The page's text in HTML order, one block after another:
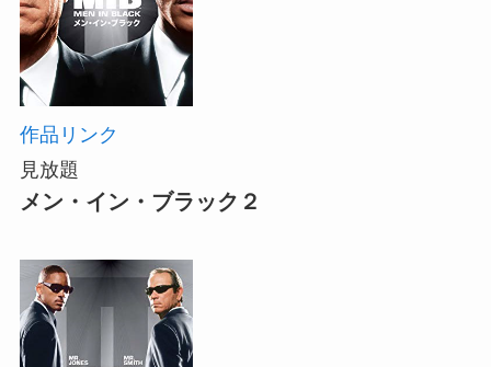
作品リンク
見放題
メン・イン・ブラック２